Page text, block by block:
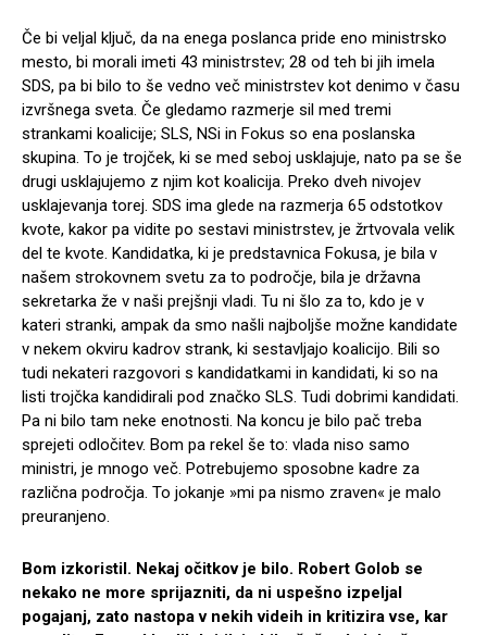
Če bi veljal ključ, da na enega poslanca pride eno ministrsko
mesto, bi morali imeti 43 ministrstev; 28 od teh bi jih imela
SDS, pa bi bilo to še vedno več ministrstev kot denimo v času
izvršnega sveta. Če gledamo razmerje sil med tremi
strankami koalicije; SLS, NSi in Fokus so ena poslanska
skupina. To je trojček, ki se med seboj usklajuje, nato pa se še
drugi usklajujemo z njim kot koalicija. Preko dveh nivojev
usklajevanja torej. SDS ima glede na razmerja 65 odstotkov
kvote, kakor pa vidite po sestavi ministrstev, je žrtvovala velik
del te kvote. Kandidatka, ki je predstavnica Fokusa, je bila v
našem strokovnem svetu za to področje, bila je državna
sekretarka že v naši prejšnji vladi. Tu ni šlo za to, kdo je v
kateri stranki, ampak da smo našli najboljše možne kandidate
v nekem okviru kadrov strank, ki sestavljajo koalicijo. Bili so
tudi nekateri razgovori s kandidatkami in kandidati, ki so na
listi trojčka kandidirali pod značko SLS. Tudi dobrimi kandidati.
Pa ni bilo tam neke enotnosti. Na koncu je bilo pač treba
sprejeti odločitev. Bom pa rekel še to: vlada niso samo
ministri, je mnogo več. Potrebujemo sposobne kadre za
različna področja. To jokanje »mi pa nismo zraven« je malo
preuranjeno.
Bom izkoristil. Nekaj očitkov je bilo. Robert Golob se
nekako ne more sprijazniti, da ni uspešno izpeljal
pogajanj, zato nastopa v nekih videih in kritizira vse, kar